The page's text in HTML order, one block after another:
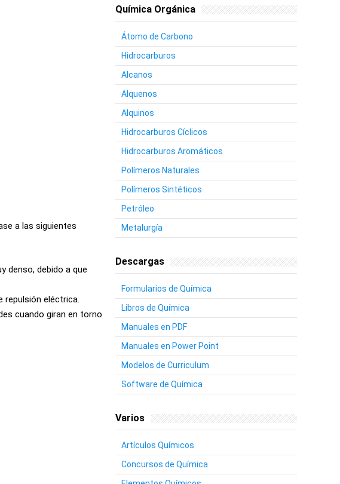
a las siguientes
denso, debido a que
repulsión eléctrica.
cuando giran en torno
Química Orgánica
Átomo de Carbono
Hidrocarburos
Alcanos
Alquenos
Alquinos
Hidrocarburos Cíclicos
Hidrocarburos Aromáticos
Polímeros Naturales
Polímeros Sintéticos
Petróleo
Metalurgía
Descargas
Formularios de Química
Libros de Química
Manuales en PDF
Manuales en Power Point
Modelos de Curriculum
Software de Química
Varios
Artículos Químicos
Concursos de Química